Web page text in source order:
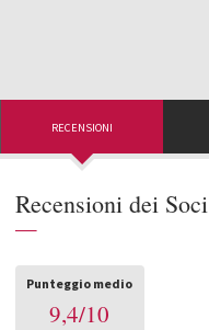
RECENSIONI
Recensioni dei Soci
—
Punteggio medio
9,4/10